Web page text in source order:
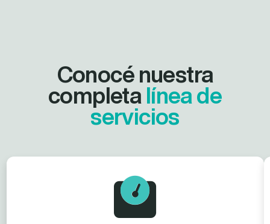
Conocé nuestra
completa línea de
servicios